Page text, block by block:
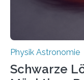
ausgedrückt,
Physik Astronomie
Schwarze